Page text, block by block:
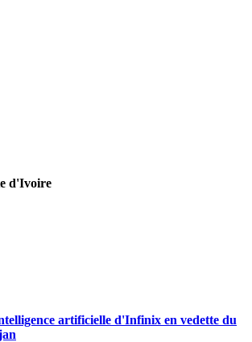
d'Ivoire
artificielle d'Infinix en vedette du